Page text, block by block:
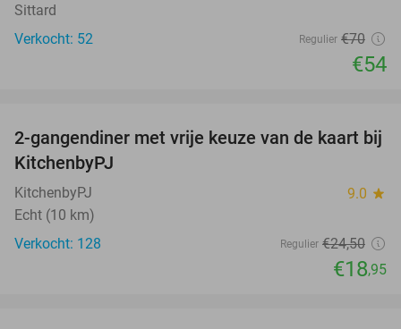
Sittard
Verkocht: 52
Regulier €70
€54
23%
2-gangendiner met vrije keuze van de kaart bij
KitchenbyPJ
KitchenbyPJ 9.0 star
Echt (10 km)
Verkocht: 128
Regulier €24,50
€18,95